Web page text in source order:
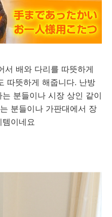
서 배와 다리를 따뜻하게
따뜻하게 해줍니다. 난방
분들이나 시장 상인 같이
분들이나 가판대에서 장
이네요